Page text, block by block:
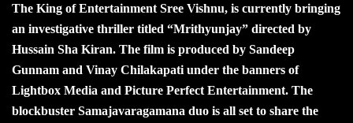
The King of Entertainment Sree Vishnu, is currently bringing
an investigative thriller titled “Mrithyunjay” directed by
Hussain Sha Kiran. The film is produced by Sandeep
Gunnam and Vinay Chilakapati under the banners of
Lightbox Media and Picture Perfect Entertainment. The
blockbuster Samajavaragamana duo is all set to share the